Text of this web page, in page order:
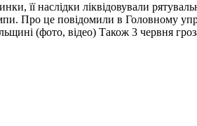
її наслідки ліквідовували
Про це повідомили в Головному
(фото, відео) Також 3 червня